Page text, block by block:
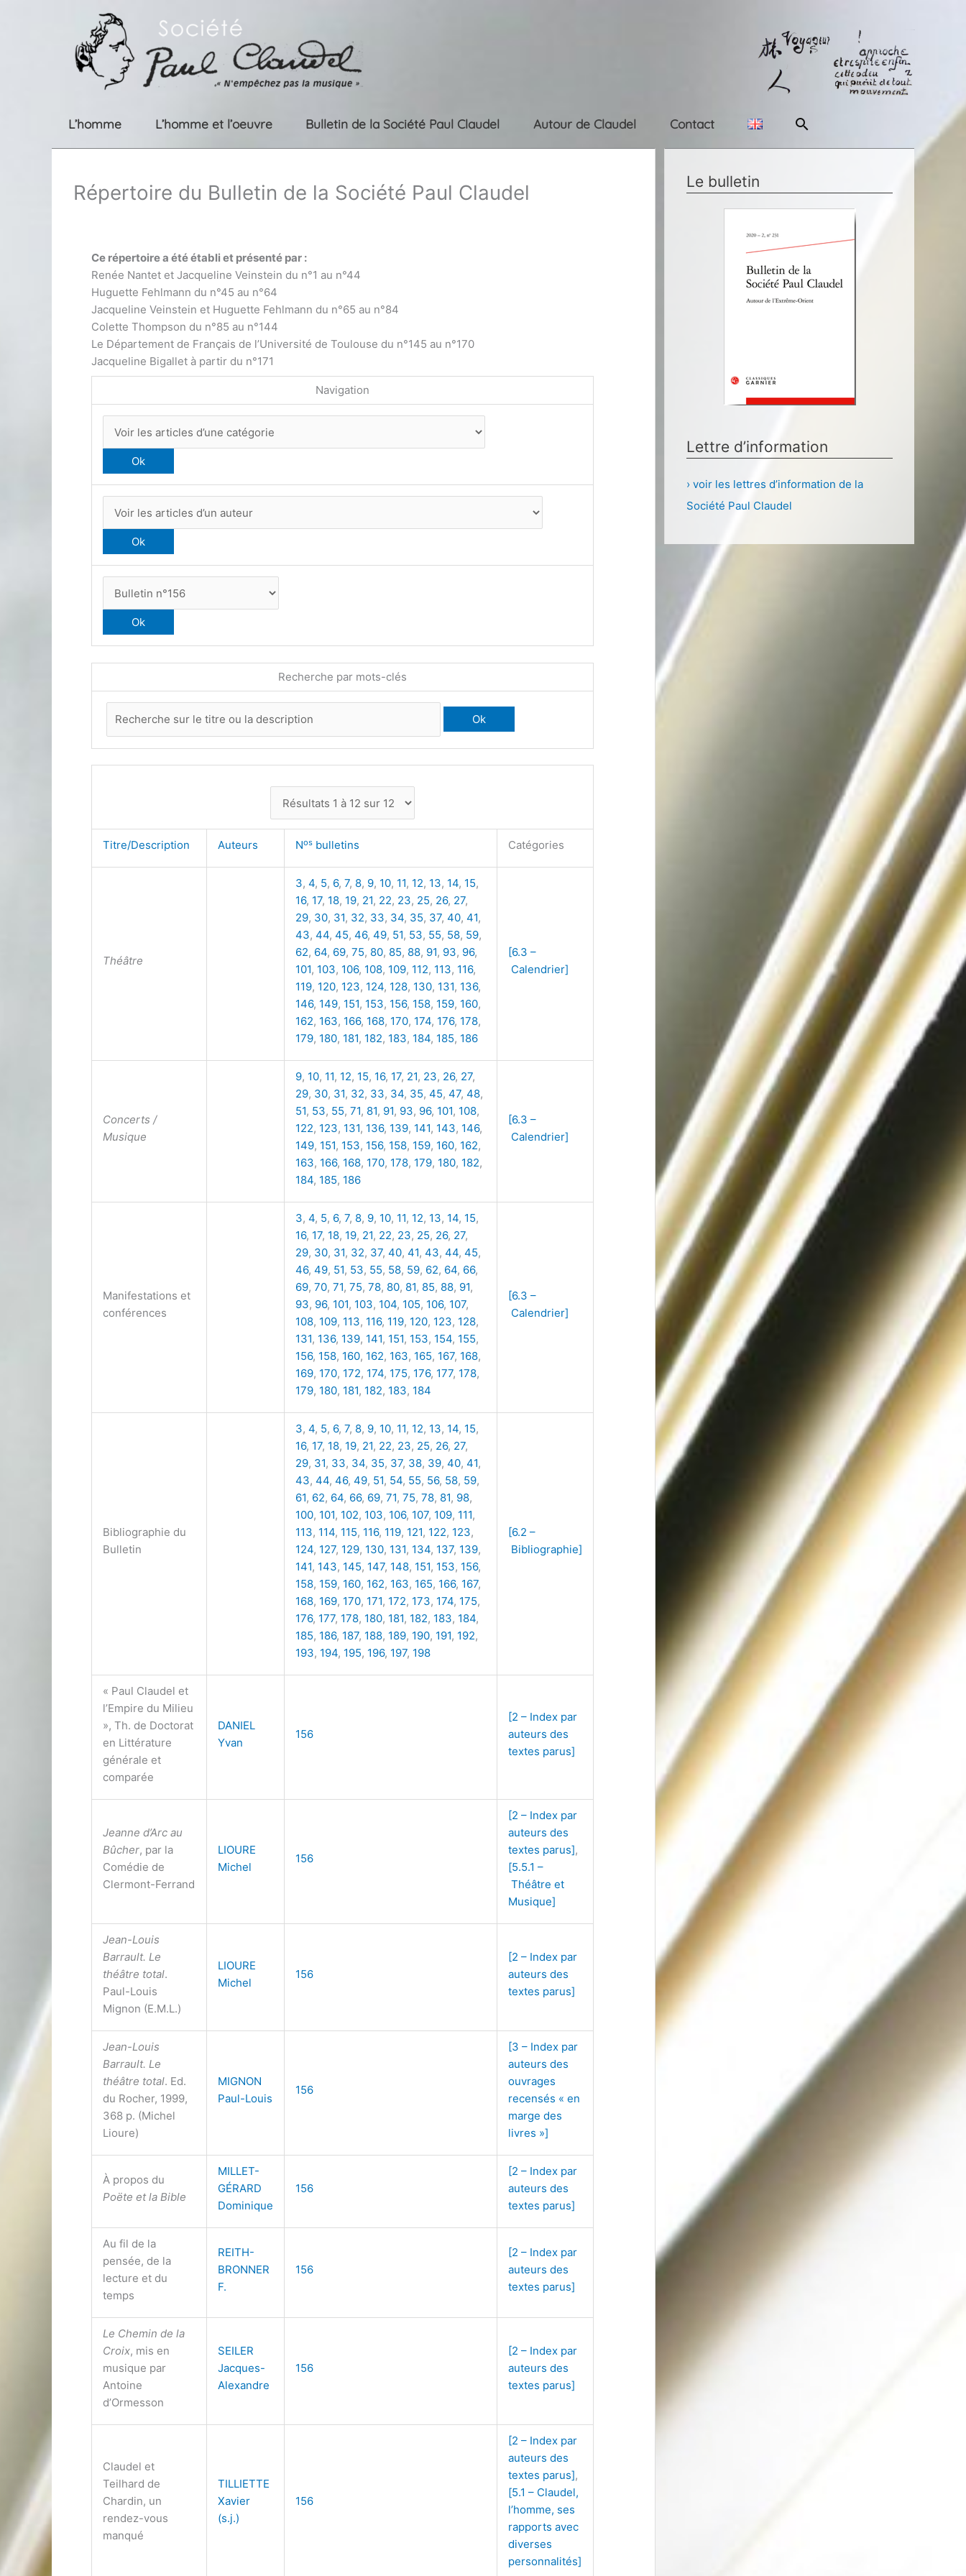
L’homme L’homme et l’oeuvre Bulletin de la Société Paul Claudel Autour de Claudel Contact Rechercher
Répertoire du Bulletin de la Société Paul Claudel
Ce répertoire a été établi et présenté par :
Renée Nantet et Jacqueline Veinstein du n°1 au n°44
Huguette Fehlmann du n°45 au n°64
Jacqueline Veinstein et Huguette Fehlmann du n°65 au n°84
Colette Thompson du n°85 au n°144
Le Département de Français de l’Université de Toulouse du n°145 au n°170
Jacqueline Bigallet à partir du n°171
Navigation
Recherche par mots-clés
Titre/Description Auteurs Nos bulletins Catégories
Théâtre
3, 4, 5, 6, 7, 8, 9, 10, 11, 12, 13, 14, 15,
16, 17, 18, 19, 21, 22, 23, 25, 26, 27,
29, 30, 31, 32, 33, 34, 35, 37, 40, 41,
43, 44, 45, 46, 49, 51, 53, 55, 58, 59,
62, 64, 69, 75, 80, 85, 88, 91, 93, 96,
101, 103, 106, 108, 109, 112, 113, 116,
119, 120, 123, 124, 128, 130, 131, 136,
146, 149, 151, 153, 156, 158, 159, 160,
162, 163, 166, 168, 170, 174, 176, 178,
179, 180, 181, 182, 183, 184, 185, 186
[6.3 –
Calendrier]
Concerts /
Musique
9, 10, 11, 12, 15, 16, 17, 21, 23, 26, 27,
29, 30, 31, 32, 33, 34, 35, 45, 47, 48,
51, 53, 55, 71, 81, 91, 93, 96, 101, 108,
122, 123, 131, 136, 139, 141, 143, 146,
149, 151, 153, 156, 158, 159, 160, 162,
163, 166, 168, 170, 178, 179, 180, 182,
184, 185, 186
[6.3 –
Calendrier]
Manifestations et
conférences
3, 4, 5, 6, 7, 8, 9, 10, 11, 12, 13, 14, 15,
16, 17, 18, 19, 21, 22, 23, 25, 26, 27,
29, 30, 31, 32, 37, 40, 41, 43, 44, 45,
46, 49, 51, 53, 55, 58, 59, 62, 64, 66,
69, 70, 71, 75, 78, 80, 81, 85, 88, 91,
93, 96, 101, 103, 104, 105, 106, 107,
108, 109, 113, 116, 119, 120, 123, 128,
131, 136, 139, 141, 151, 153, 154, 155,
156, 158, 160, 162, 163, 165, 167, 168,
169, 170, 172, 174, 175, 176, 177, 178,
179, 180, 181, 182, 183, 184
[6.3 –
Calendrier]
Bibliographie du
Bulletin
3, 4, 5, 6, 7, 8, 9, 10, 11, 12, 13, 14, 15,
16, 17, 18, 19, 21, 22, 23, 25, 26, 27,
29, 31, 33, 34, 35, 37, 38, 39, 40, 41,
43, 44, 46, 49, 51, 54, 55, 56, 58, 59,
61, 62, 64, 66, 69, 71, 75, 78, 81, 98,
100, 101, 102, 103, 106, 107, 109, 111,
113, 114, 115, 116, 119, 121, 122, 123,
124, 127, 129, 130, 131, 134, 137, 139,
141, 143, 145, 147, 148, 151, 153, 156,
158, 159, 160, 162, 163, 165, 166, 167,
168, 169, 170, 171, 172, 173, 174, 175,
176, 177, 178, 180, 181, 182, 183, 184,
185, 186, 187, 188, 189, 190, 191, 192,
193, 194, 195, 196, 197, 198
[6.2 –
Bibliographie]
« Paul Claudel et
l’Empire du Milieu
», Th. de Doctorat
en Littérature
générale et
comparée
DANIEL
Yvan
156
[2 – Index par
auteurs des
textes parus]
Jeanne d’Arc au
Bûcher, par la
Comédie de
Clermont-Ferrand
LIOURE
Michel
156
[2 – Index par
auteurs des
textes parus],
[5.5.1 –
Théâtre et
Musique]
Jean-Louis
Barrault. Le
théâtre total.
Paul-Louis
Mignon (E.M.L.)
LIOURE
Michel
156
[2 – Index par
auteurs des
textes parus]
Jean-Louis
Barrault. Le
théâtre total. Ed.
du Rocher, 1999,
368 p. (Michel
Lioure)
MIGNON
Paul-Louis
156
[3 – Index par
auteurs des
ouvrages
recensés « en
marge des
livres »]
À propos du
Poëte et la Bible
MILLET-
GÉRARD
Dominique
156
[2 – Index par
auteurs des
textes parus]
Au fil de la
pensée, de la
lecture et du
temps
REITH-
BRONNER
F.
156
[2 – Index par
auteurs des
textes parus]
Le Chemin de la
Croix, mis en
musique par
Antoine
d’Ormesson
SEILER
Jacques-
Alexandre
156
[2 – Index par
auteurs des
textes parus]
Claudel et
Teilhard de
Chardin, un
rendez-vous
manqué
TILLIETTE
Xavier
(s.j.)
156
[2 – Index par
auteurs des
textes parus],
[5.1 – Claudel,
l’homme, ses
rapports avec
diverses
personnalités]
Le bulletin
Lettre d’information
› voir les lettres d’information de la
Société Paul Claudel